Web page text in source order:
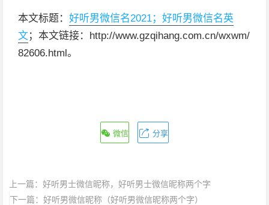
本文标题： 好听男微信名2021；好听男微信名英
文；本文链接：http://www.gzqihang.com.cn/wxwm/
82606.html。
微信 分享
上一篇： 好听男士微信昵称，好听男士微信昵称两个字
下一篇： 好听男微信昵称（好听男微信昵称两个字）